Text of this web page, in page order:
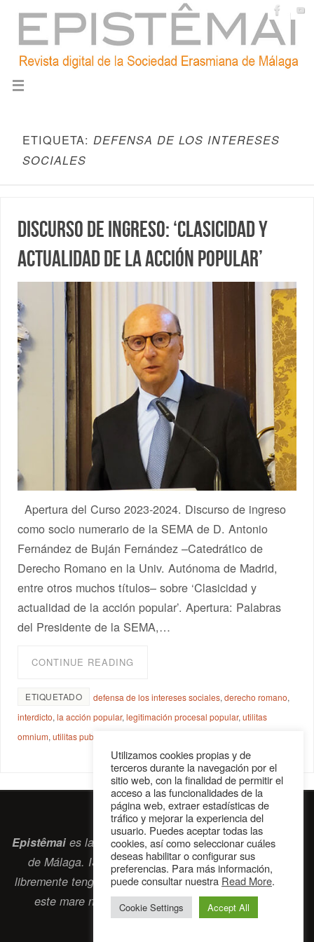
ETIQUETA: DEFENSA DE LOS INTERESES
SOCIALES
Discurso de ingreso: ‘Clasicidad y
actualidad de la acción popular’
Apertura del Curso 2023-2024. Discurso de ingreso
como socio numerario de la SEMA de D. Antonio
Fernández de Buján Fernández –Catedrático de
Derecho Romano en la Univ. Autónoma de Madrid,
entre otros muchos títulos– sobre ‘Clasicidad y
actualidad de la acción popular’. Apertura: Palabras
del Presidente de la SEMA,…
CONTINUE READING
ETIQUETADO defensa de los intereses sociales,derecho romano,
interdicto,la acción popular,legitimación procesal popular,utilitas
omnium,utilitas publica
Epistêmaies la revista digital de la Sociedad Erasmiana
de Málaga. ISSN 2697-2468. Bienvenidos cuantos
libremente tengan algo que intercambiar navegando por
este mare nostrumque es el océano erasmiano.
contacto@epistemai.es
Utilizamos cookies propias y de
terceros durante la navegación por el
sitio web, con la finalidad de permitir el
acceso a las funcionalidades de la
página web, extraer estadísticas de
tráfico y mejorar la experiencia del
usuario. Puedes aceptar todas las
cookies, así como seleccionar cuáles
deseas habilitar o configurar sus
preferencias. Para más información,
puede consultar nuestra Read More.
Cookie Settings Accept All